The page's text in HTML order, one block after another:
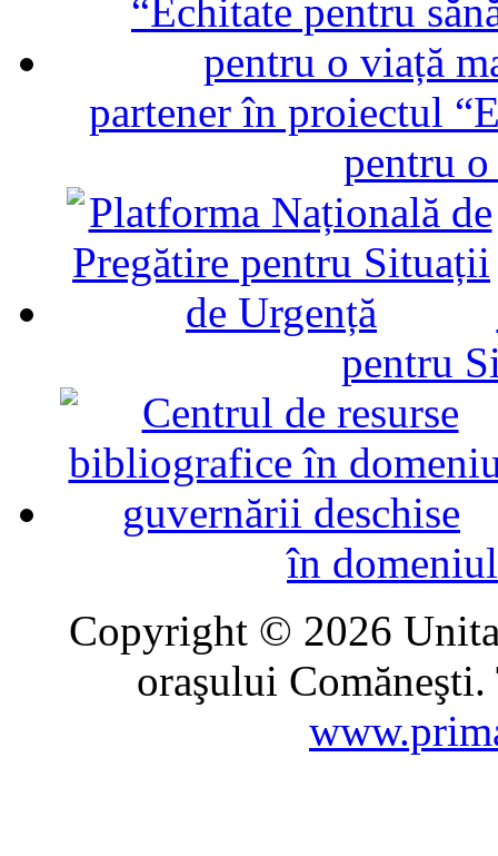
partener în proiectul
pentru
pentru
în
Copyright © 2026
oraşului